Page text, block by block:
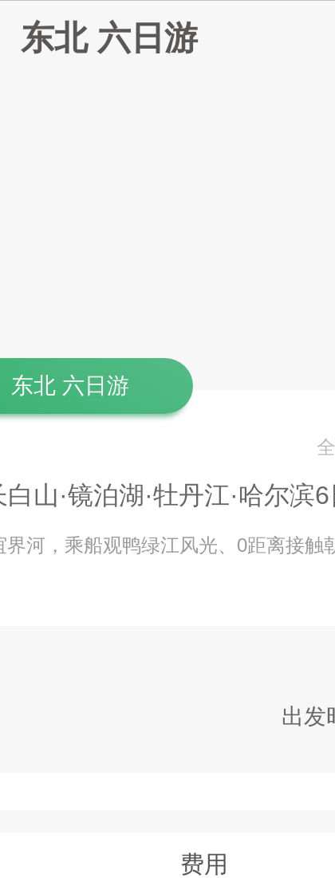
东北 六日游
山·镜泊湖·牡丹江·哈尔滨6
界河，乘船观鸭绿江风光、0距离接
东北 六日游
出发
费用